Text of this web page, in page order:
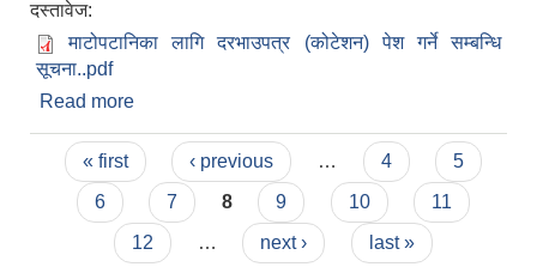
दस्तावेज:
माटोपटानिका लागि दरभाउपत्र (कोटेशन) पेश गर्ने सम्बन्धि
सूचना..pdf
Read more
(कोटेशन) पेश गर्ने सम्बन्धी सूचना !!
Pages
« first ‹ previous … 4
5
6
7 8 9 10
11
12
… next › last »